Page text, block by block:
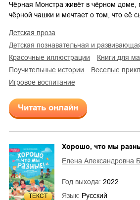
Чёрная Монстра живёт в чёрном доме,
чёрной чашки и мечтает о том, что её
детская проза
детская познавательная и
красочные иллюстрации
книги для
поучительные истории
веселые
игровое воспитание
Читать онлайн
ТЕКСТ
Хорошо, что мы
Елена Александровна
Год выхода: 2022
Язык: Русский